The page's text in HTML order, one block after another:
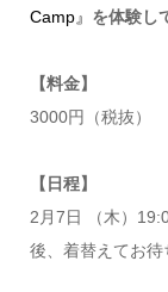
Camp』 を体験し
【料金】
3000円（税抜）
【日程】
2月7日 （木）
後、着替えてお待